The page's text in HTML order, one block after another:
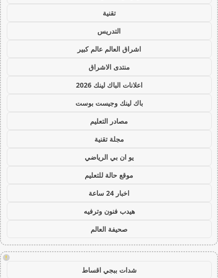
تقنية
التدريس
اشراق العالم عالم كبير
منتدى الاشراق
اعلانات الباك لينك 2026
باك لينك وجيست بوست
مصادر التعليم
مجلة تقنية
يو ان بي الرياضي
موقع حالة للتعليم
اخبار 24 ساعة
هيدب فنون وترفيه
صحيفة العالم
!
شدات ببجي اقساط